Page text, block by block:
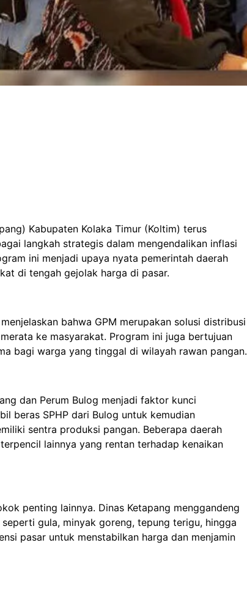
Kabupaten Kolaka Timur (Koltim) terus
langkah strategis dalam mengendalikan inflasi
ini menjadi upaya nyata pemerintah daerah
di tengah gejolak harga di pasar.
bahwa GPM merupakan solusi distribusi
ke masyarakat. Program ini juga bertujuan
bagi warga yang tinggal di wilayah rawan pangan.
dan Perum Bulog menjadi faktor kunci
beras SPHP dari Bulog untuk kemudian
sentra produksi pangan. Beberapa daerah
lainnya yang rentan terhadap kenaikan
penting lainnya. Dinas Ketapang menggandeng
gula, minyak goreng, tepung terigu, hingga
pasar untuk menstabilkan harga dan menjamin